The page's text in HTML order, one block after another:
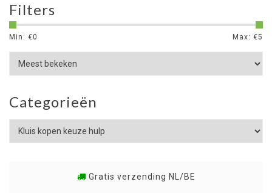
Filters
Min: €0 Max: €5
Categorieën
Gratis verzending NL/BE